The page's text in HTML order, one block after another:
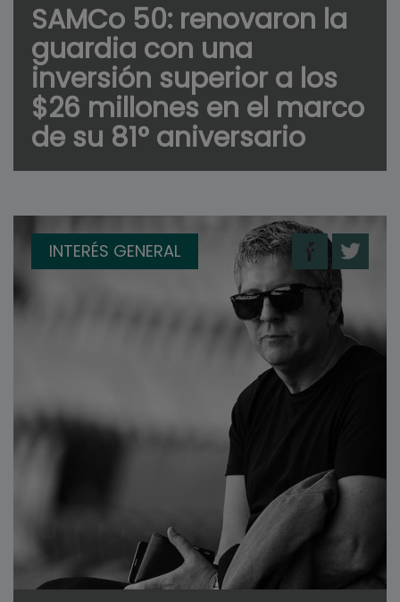
SAMCo 50: renovaron la
guardia con una
inversión superior a los
$26 millones en el marco
de su 81° aniversario
INTERÉS GENERAL